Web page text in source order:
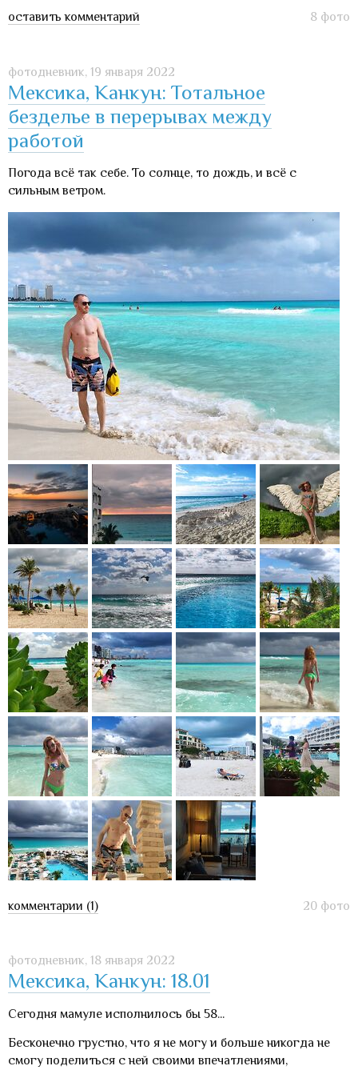
оставить комментарий 8 фото
фотодневник, 19 января 2022
Мексика, Канкун: Тотальное
безделье в перерывах между
работой
Погода всё так себе. То солнце, то дождь, и всё с
сильным ветром.
комментарии (1) 20 фото
фотодневник, 18 января 2022
Мексика, Канкун: 18.01
Сегодня мамуле исполнилось бы 58...
Бесконечно грустно, что я не могу и больше никогда не
смогу поделиться с ней своими впечатлениями,